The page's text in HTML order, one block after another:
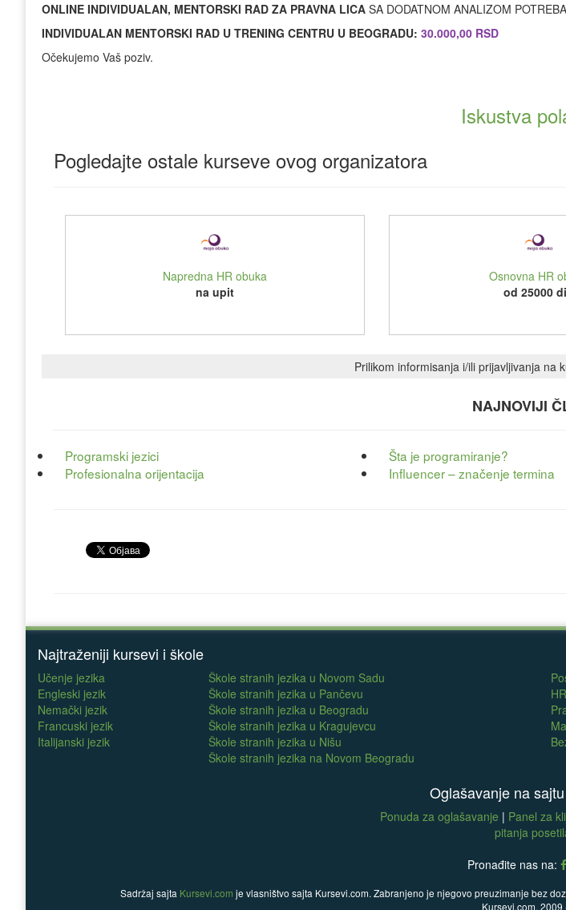
ONLINE INDIVIDUALAN, MENTORSKI RAD ZA PRAVNA LICA SA DODATNOM ANALIZOM
INDIVIDUALAN MENTORSKI RAD U TRENING CENTRU U BEOGRADU: 30.000,00 RSD
Očekujemo Vaš poziv.
Iskustva
Pogledajte ostale kurseve ovog organizatora
Napredna HR obuka
na upit
Osnovna HR
od 25000
Prilikom informisanja i/ili prijavljivanja na
NAJNOVIJI
Programski jezici Šta je programiranje?
Profesionalna orijentacija
Influencer – značenje termina
Najtraženiji kursevi i škole
Učenje jezika
Engleski jezik
Nemački jezik
Francuski jezik
Italijanski jezik
Škole stranih jezika u Novom Sadu
Škole stranih jezika u Pančevu
Škole stranih jezika u Beogradu
Škole stranih jezika u Kragujevcu
Škole stranih jezika u Nišu
Škole stranih jezika na Novom Beogradu
Oglašavanje na
Ponuda za oglašavanje | Panel za
pitanja
Pronađite nas na:
Sadržaj sajta Kursevi.com je vlasništvo sajta Kursevi.com. Zabranjeno je njegovo preuzimanje bez
Kursevi.com, 2009